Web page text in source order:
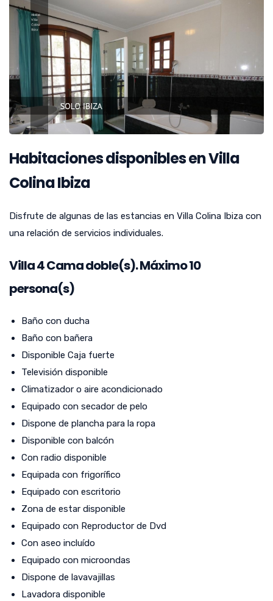
Habitaciones disponibles en Villa
Colina Ibiza
Disfrute de algunas de las estancias en Villa Colina Ibiza con
una relación de servicios individuales.
Villa4Cama doble(s). Máximo 10
persona(s)
Baño con ducha
Baño con bañera
Disponible Caja fuerte
Televisión disponible
Climatizador o aire acondicionado
Equipado con secador de pelo
Dispone de plancha para la ropa
Disponible con balcón
Con radio disponible
Equipada con frigorífico
Equipado con escritorio
Zona de estar disponible
Equipado con Reproductor de Dvd
Con aseo incluído
Equipado con microondas
Dispone de lavavajillas
Lavadora disponible